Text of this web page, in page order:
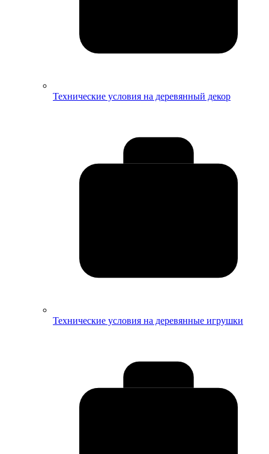
Технические условия на деревянный декор
Технические условия на деревянные игрушки